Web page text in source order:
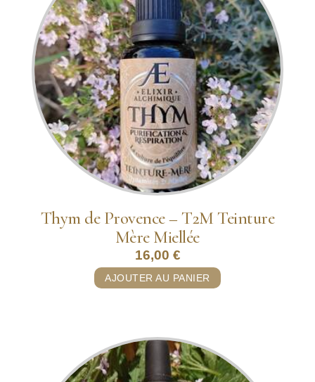
Thym de Provence – T2M Teinture
Mère Miellée
16,00 €
AJOUTER AU PANIER